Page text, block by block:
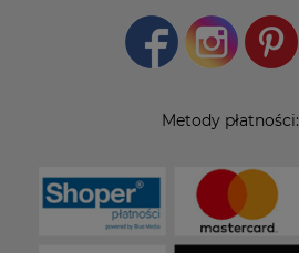
Metody płatności: